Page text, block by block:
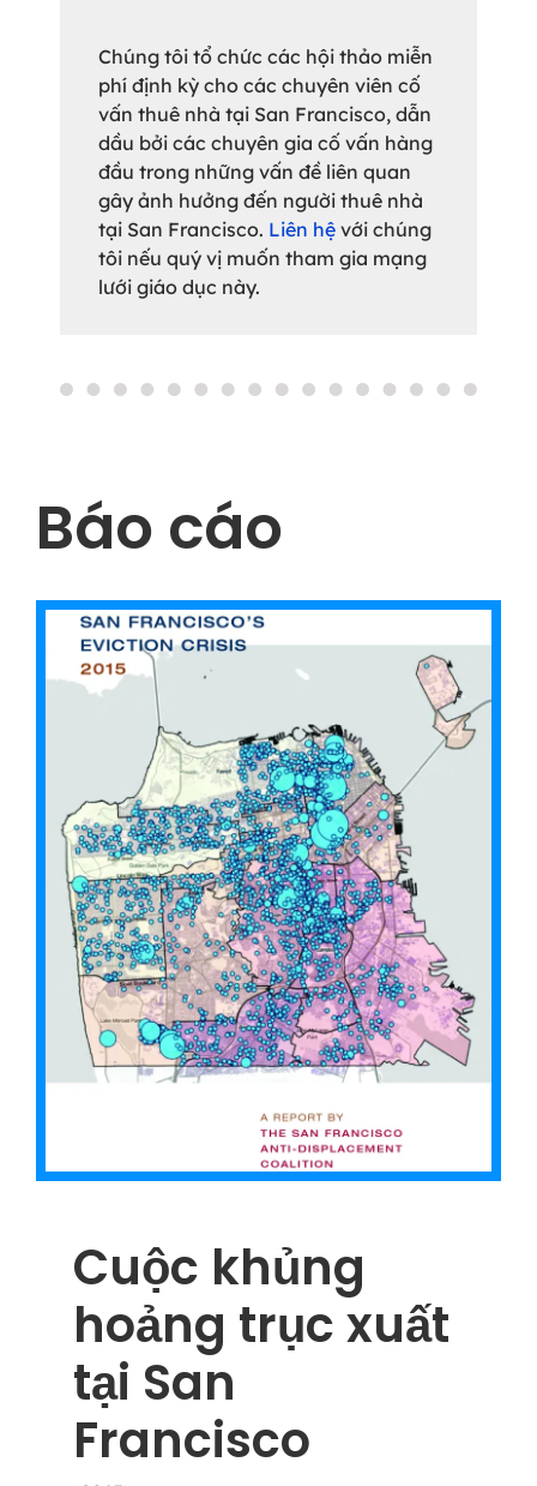
Chúng tôi tổ chức các hội thảo miễn
phí định kỳ cho các chuyên viên cố
vấn thuê nhà tại San Francisco, dẫn
dầu bởi các chuyên gia cố vấn hàng
đầu trong những vấn đề liên quan
gây ảnh hưởng đến người thuê nhà
tại San Francisco. Liên hệvới chúng
tôi nếu quý vị muốn tham gia mạng
lưới giáo dục này.
Báo cáo
Cuộc khủng
hoảng trục xuất
tại San
Francisco